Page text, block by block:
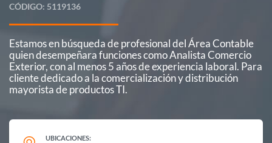
CÓDIGO: 5119136
Estamos en búsqueda de profesional del Área Contable
quien desempeñara funciones como Analista Comercio
Exterior, con al menos 5 años de experiencia laboral. Para
cliente dedicado a la comercialización y distribución
mayorista de productos TI.
UBICACIONES: